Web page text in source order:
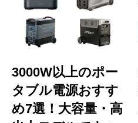
3000W以上のポー
タブル電源おすす
め7選！大容量・高